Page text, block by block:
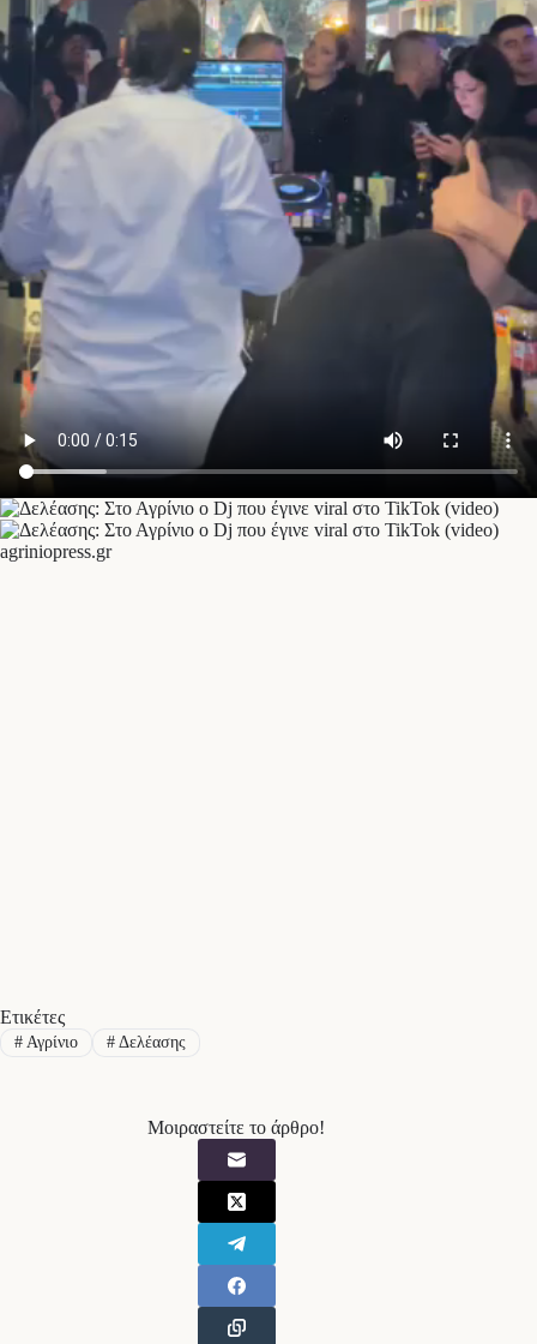
agriniopress.gr
Ετικέτες
#Αγρίνιο #Δελέασης
Μοιραστείτε το άρθρο!